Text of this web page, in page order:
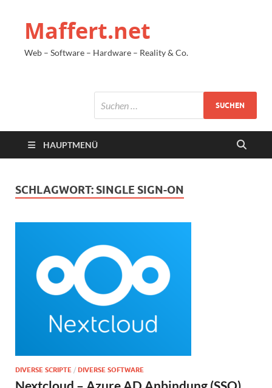
Maffert.net
Web – Software – Hardware – Reality & Co.
HAUPTMENÜ
SCHLAGWORT: SINGLE SIGN-ON
DIVERSE SCRIPTE / DIVERSE SOFTWARE